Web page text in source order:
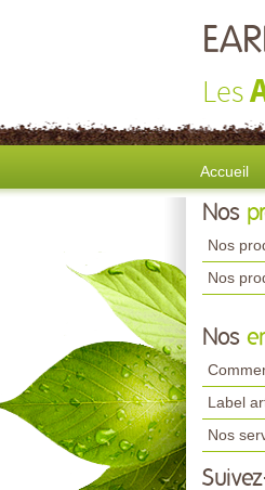
Les
Accueil
Nos
Nos
Nos
Nos
Label
Nos